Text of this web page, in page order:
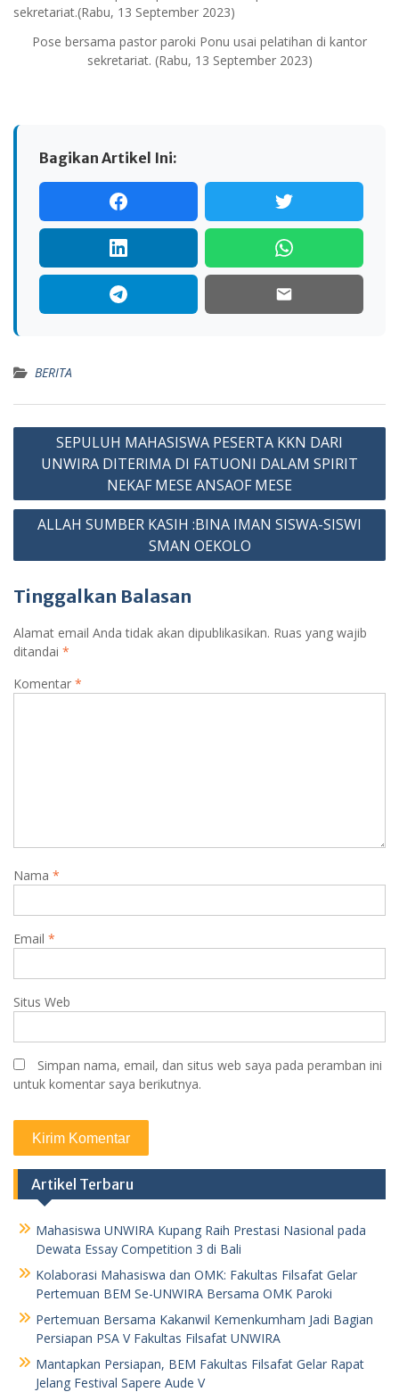
Pose bersama pastor paroki Ponu usai pelatihan di kantor
sekretariat. (Rabu, 13 September 2023)
Bagikan Artikel Ini:
BERITA
Navigasi
pos
SEPULUH MAHASISWA PESERTA KKN DARI
UNWIRA DITERIMA DI FATUONI DALAM SPIRIT
NEKAF MESE ANSAOF MESE
ALLAH SUMBER KASIH :BINA IMAN SISWA-SISWI
SMAN OEKOLO
Tinggalkan Balasan
Alamat email Anda tidak akan dipublikasikan. Ruas yang wajib
ditandai *
Komentar *
Nama *
Email *
Situs Web
Simpan nama, email, dan situs web saya pada peramban ini
untuk komentar saya berikutnya.
Artikel Terbaru
Mahasiswa UNWIRA Kupang Raih Prestasi Nasional pada
Dewata Essay Competition 3 di Bali
Kolaborasi Mahasiswa dan OMK: Fakultas Filsafat Gelar
Pertemuan BEM Se-UNWIRA Bersama OMK Paroki
Pertemuan Bersama Kakanwil Kemenkumham Jadi Bagian
Persiapan PSA V Fakultas Filsafat UNWIRA
Mantapkan Persiapan, BEM Fakultas Filsafat Gelar Rapat
Jelang Festival Sapere Aude V